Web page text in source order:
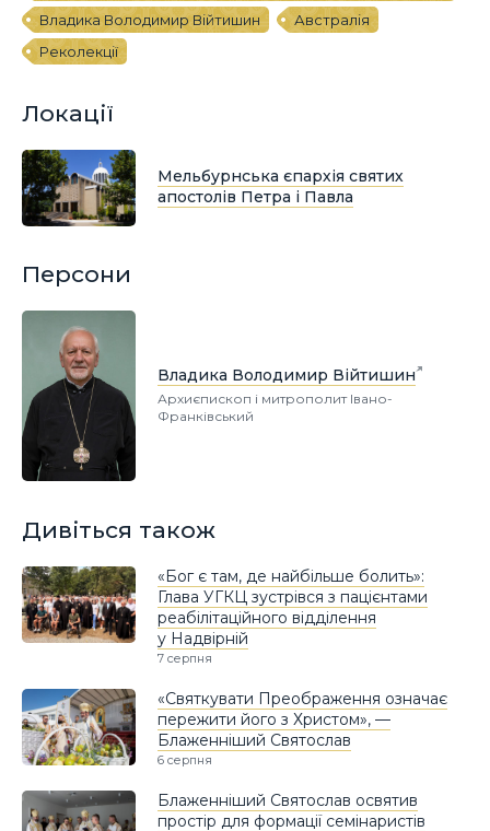
Владика Володимир Війтишин
Австралія
Реколекції
Локації
Мельбурнська єпархія святих
апостолів Петра і Павла
Персони
Владика Володимир Війтишин
Архиєпископ і митрополит Івано-
Франківський
Дивіться також
«Бог є там, де найбільше болить»:
Глава УГКЦ зустрівся з пацієнтами
реабілітаційного відділення
у Надвірній
7 серпня
«Святкувати Преображення означає
пережити його з Христом», —
Блаженніший Святослав
6 серпня
Блаженніший Святослав освятив
простір для формації семінаристів